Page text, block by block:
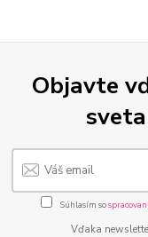
Objavte
Súhlasím so
Vďaka